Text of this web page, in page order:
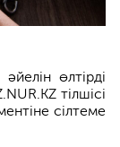
өлтірді
тілшісі
сілтеме